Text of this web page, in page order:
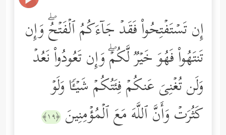
إِن تَسۡتَفۡتِحُواْ فَقَدۡ جَاۤءَكُمُ ٱلۡفَتۡحُۖ وَإِن
تَنتَهُواْ فَهُوَ خَیۡرࣱ لَّكُمۡۖ وَإِن تَعُودُواْ نَعُدۡ
وَلَن تُغۡنِیَ عَنكُمۡ فِئَتُكُمۡ شَیۡـࣰٔا وَلَوۡ
كَثُرَتۡ وَأَنَّ ٱللَّهَ مَعَ ٱلۡمُؤۡمِنِینَ ﴿١٩﴾